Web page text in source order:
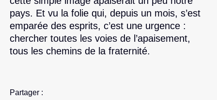
pays. Et vu la folie qui, depuis un mois, s’est
emparée des esprits, c’est une urgence :
chercher toutes les voies de l’apaisement,
tous les chemins de la fraternité.
Partager :